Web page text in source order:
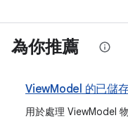
為你推薦
ViewModel 的已儲
用於處理 ViewModel